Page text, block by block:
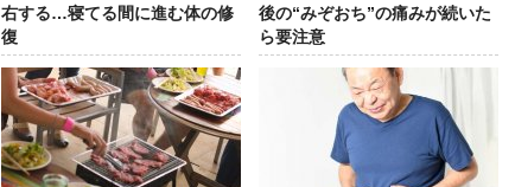
右する…寝てる間に進む体の修
復
後の“みぞおち”の痛みが続いた
ら要注意